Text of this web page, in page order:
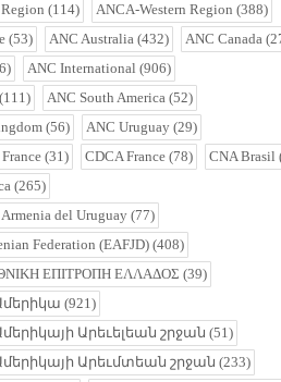
(114) ANCA-Western Region (388)
(53) ANC Australia (432) ANC Canada
ANC International (906)
(111) ANC South America (52)
(56) ANC Uruguay (29)
(31) CDCA France (78) CNA Brasil
(265)
del Uruguay (77)
Federation (EAFJD)(408)
ΕΠΙΤΡΟΠΗ ΕΛΛΑΔΟΣ (39)
(921)
Արեւելեան շրջան (51)
Արեւմտեան շրջան (233)